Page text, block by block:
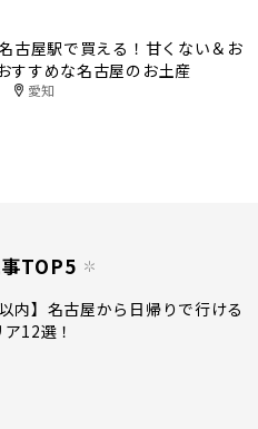
名古屋駅で買える！甘くない＆お
すすめな名古屋のお土産
愛知
TOP5
内】名古屋から日帰りで行ける
12選！